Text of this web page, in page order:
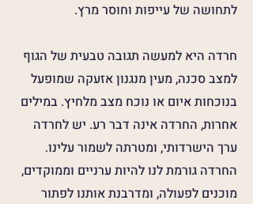
לתחושה של עייפות וחוסר מרץ.
חרדה היא למעשה תגובה טבעית של הגוף
למצב סכנה, מעין מנגנון אזעקה שמופעל
בנוכחות איום או נוכח מצב מלחיץ. במילים
אחרות, החרדה אינה דבר רע. יש לחרדה
ערך הישרדותי, ומטרתה לשמור עלינו.
החרדה גורמת לנו להיות ערניים וממוקדים,
מוכנים לפעולה, ומדרבנת אותנו לפתור